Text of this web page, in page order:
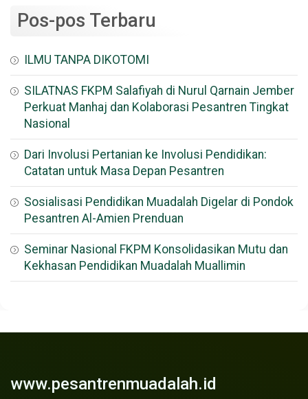
Pos-pos Terbaru
ILMU TANPA DIKOTOMI
SILATNAS FKPM Salafiyah di Nurul Qarnain Jember
Perkuat Manhaj dan Kolaborasi Pesantren Tingkat
Nasional
Dari Involusi Pertanian ke Involusi Pendidikan:
Catatan untuk Masa Depan Pesantren
Sosialisasi Pendidikan Muadalah Digelar di Pondok
Pesantren Al-Amien Prenduan
Seminar Nasional FKPM Konsolidasikan Mutu dan
Kekhasan Pendidikan Muadalah Muallimin
www.pesantrenmuadalah.id